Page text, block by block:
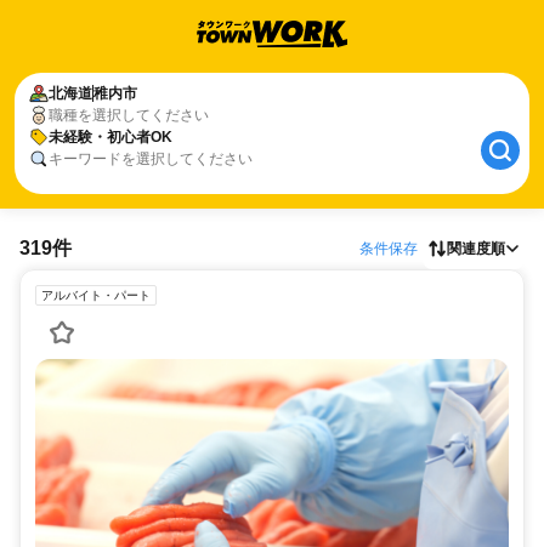
北海道稚内市
職種を選択してください
未経験・初心者OK
キーワードを選択してください
319件 条件保存 関連度順
アルバイト・パート